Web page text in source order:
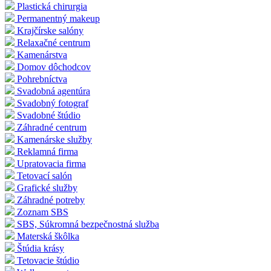
Plastická chirurgia
Permanentný makeup
Krajčírske salóny
Relaxačné centrum
Kamenárstva
Domov dôchodcov
Pohrebníctva
Svadobná agentúra
Svadobný fotograf
Svadobné štúdio
Záhradné centrum
Kamenárske služby
Reklamná firma
Upratovacia firma
Tetovací salón
Grafické služby
Záhradné potreby
Zoznam SBS
SBS, Súkromná bezpečnostná služba
Materská škôlka
Štúdia krásy
Tetovacie štúdio